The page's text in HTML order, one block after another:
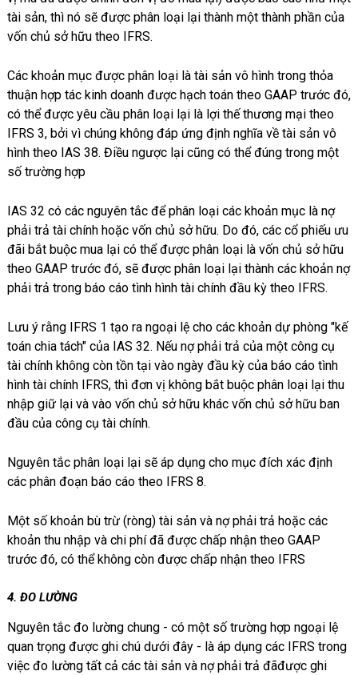
tài sản, thì nó sẽ được phân loại lại thành một thành phần của
vốn chủ sở hữu theo IFRS.
Các khoản mục được phân loại là tài sản vô hình trong thỏa
thuận hợp tác kinh doanh được hạch toán theo GAAP trước đó,
có thể được yêu cầu phân loại lại là lợi thế thương mại theo
IFRS 3, bởi vì chúng không đáp ứng định nghĩa về tài sản vô
hình theo IAS 38. Điều ngược lại cũng có thể đúng trong một
số trường hợp
IAS 32 có các nguyên tắc để phân loại các khoản mục là nợ
phải trả tài chính hoặc vốn chủ sở hữu. Do đó, các cổ phiếu ưu
đãi bắt buộc mua lại có thể được phân loại là vốn chủ sở hữu
theo GAAP trước đó, sẽ được phân loại lại thành các khoản nợ
phải trả trong báo cáo tình hình tài chính đầu kỳ theo IFRS.
Lưu ý rằng IFRS 1 tạo ra ngoại lệ cho các khoản dự phòng "kế
toán chia tách" của IAS 32. Nếu nợ phải trả của một công cụ
tài chính không còn tồn tại vào ngày đầu kỳ của báo cáo tình
hình tài chính IFRS, thì đơn vị không bắt buộc phân loại lại thu
nhập giữ lại và vào vốn chủ sở hữu khác vốn chủ sở hữu ban
đầu của công cụ tài chính.
Nguyên tắc phân loại lại sẽ áp dụng cho mục đích xác định
các phân đoạn báo cáo theo IFRS 8.
Một số khoản bù trừ (ròng) tài sản và nợ phải trả hoặc các
khoản thu nhập và chi phí đã được chấp nhận theo GAAP
trước đó, có thể không còn được chấp nhận theo IFRS
4. ĐO LƯỜNG
Nguyên tắc đo lường chung - có một số trường hợp ngoại lệ
quan trọng được ghi chú dưới đây - là áp dụng các IFRS trong
việc đo lường tất cả các tài sản và nợ phải trả đãđược ghi